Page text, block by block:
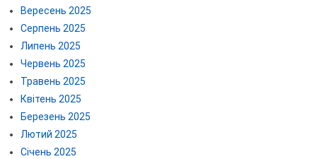
Вересень 2025
Серпень 2025
Липень 2025
Червень 2025
Травень 2025
Квітень 2025
Березень 2025
Лютий 2025
Січень 2025